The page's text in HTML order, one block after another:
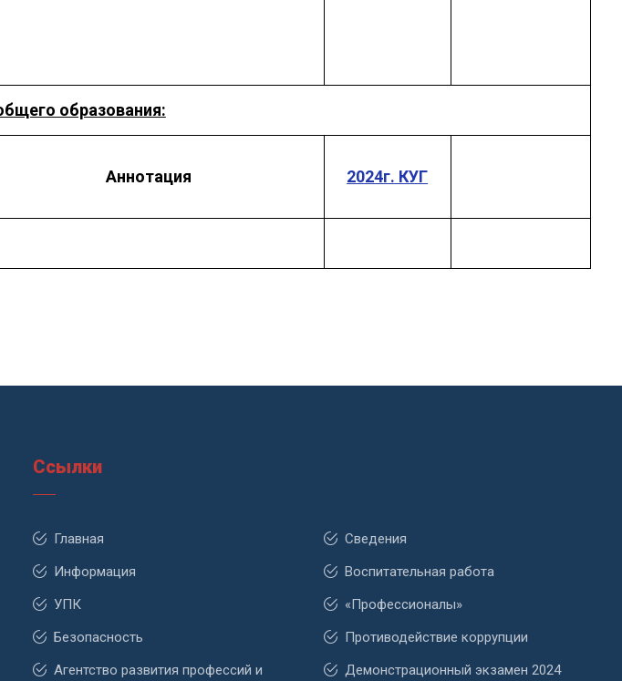
образования:
Аннотация 2024г. КУГ
Ссылки
Главная
Сведения
Информация
Воспитательная работа
УПК
«Профессионалы»
Безопасность
Противодействие коррупции
Агентство развития профессий и
Демонстрационный экзамен 2024